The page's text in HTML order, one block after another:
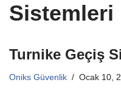
Sistemleri
Turnike Geçiş
Oniks Güvenlik Ocak 10,